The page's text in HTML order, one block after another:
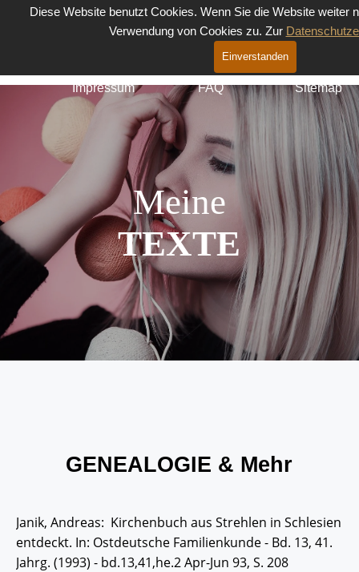
Diese Website benutzt Cookies. Wenn Sie die Website weiter
Verwendung von Cookies zu. Zur
Einverstanden
Direkt zum Seiteninhalt
Menü überspringen
Menü
Sie wünschen
Impressum ▼
FAQ Sitemap
Der Chef hat Lust auf ...
Meine
TEXTE
GENEALOGIE & Mehr
Janik, Andreas: Kirchenbuch aus Strehlen in Schlesien
entdeckt. In: Ostdeutsche Familienkunde - Bd. 13, 41.
Jahrg. (1993) - bd.13,41,he.2 Apr-Jun 93, S. 208